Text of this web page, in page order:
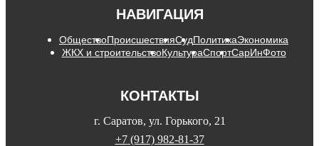
НАВИГАЦИЯ
ОбществоПроисшествияСудПолитикаЭкономика
ЖКХ и строительствоКультураСпортСарИнФото
КОНТАКТЫ
г. Саратов, ул. Горького, 21
+7 (917) 982-81-37